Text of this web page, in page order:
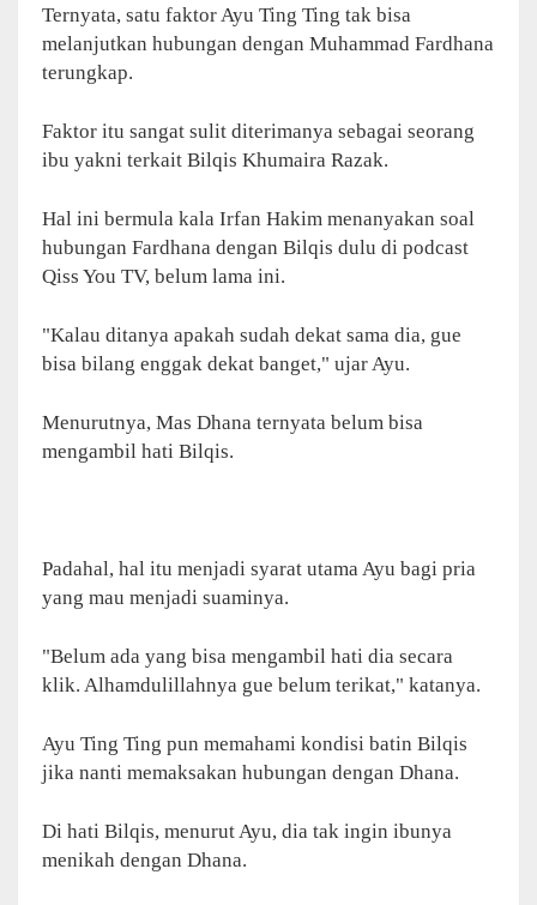
Ternyata, satu faktor Ayu Ting Ting tak bisa
melanjutkan hubungan dengan Muhammad Fardhana
terungkap.
Faktor itu sangat sulit diterimanya sebagai seorang
ibu yakni terkait Bilqis Khumaira Razak.
Hal ini bermula kala Irfan Hakim menanyakan soal
hubungan Fardhana dengan Bilqis dulu di podcast
Qiss You TV, belum lama ini.
"Kalau ditanya apakah sudah dekat sama dia, gue
bisa bilang enggak dekat banget," ujar Ayu.
Menurutnya, Mas Dhana ternyata belum bisa
mengambil hati Bilqis.
Padahal, hal itu menjadi syarat utama Ayu bagi pria
yang mau menjadi suaminya.
"Belum ada yang bisa mengambil hati dia secara
klik. Alhamdulillahnya gue belum terikat," katanya.
Ayu Ting Ting pun memahami kondisi batin Bilqis
jika nanti memaksakan hubungan dengan Dhana.
Di hati Bilqis, menurut Ayu, dia tak ingin ibunya
menikah dengan Dhana.